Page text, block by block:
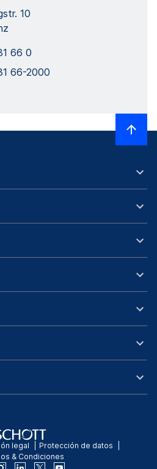
10
66 0
66-2000
legal
Protección de datos
& Condiciones